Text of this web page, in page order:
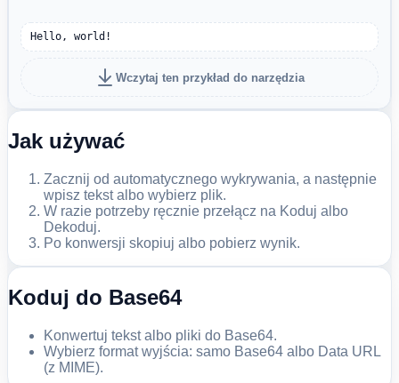
Hello, world!
Wczytaj ten przykład do narzędzia
Jak używać
Zacznij od automatycznego wykrywania, a następnie
wpisz tekst albo wybierz plik.
W razie potrzeby ręcznie przełącz na Koduj albo
Dekoduj.
Po konwersji skopiuj albo pobierz wynik.
Koduj do Base64
Konwertuj tekst albo pliki do Base64.
Wybierz format wyjścia: samo Base64 albo Data URL
(z MIME).